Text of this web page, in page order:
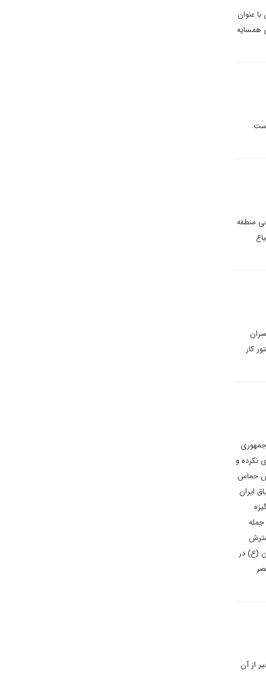
عنوان
همسایه
منطقه
کار
نکرده و
حماس
ایران
جمله
(ع) در
از آن